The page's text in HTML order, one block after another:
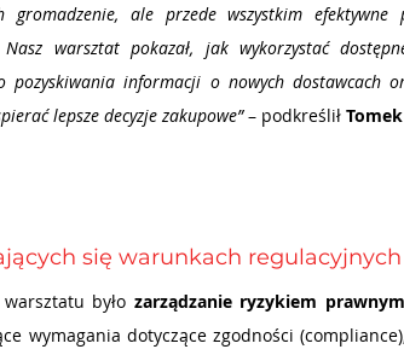
gromadzenie, ale przede wszystkim efektywne
warsztat pokazał, jak wykorzystać
pozyskiwania informacji o nowych dostawcach
lepsze decyzje zakupowe” – podkreślił
się warunkach regulacyjnych
było zarządzanie ryzykiem prawnym
wymagania dotyczące zgodności